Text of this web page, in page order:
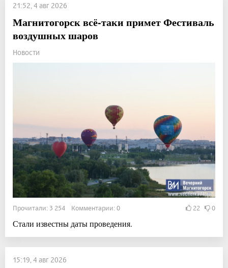
21:52, 4 авг 2026
Магнитогорск всё-таки примет Фестиваль
воздушных шаров
Новости
Прочитали: 3 254 Комментарии: 0 22 0
Стали известны даты проведения.
15:19, 4 авг 2026